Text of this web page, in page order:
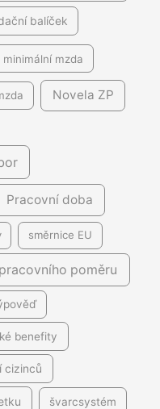
balíček
minimální mzda
Novela ZP
Pracovní doba
směrnice EU
poměru
benefity
cizinců
švarcsystém